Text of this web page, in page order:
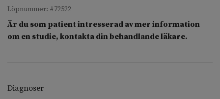
Löpnummer: #72522
Är du som patient intresserad av mer information
om en studie, kontakta din behandlande läkare.
Diagnoser